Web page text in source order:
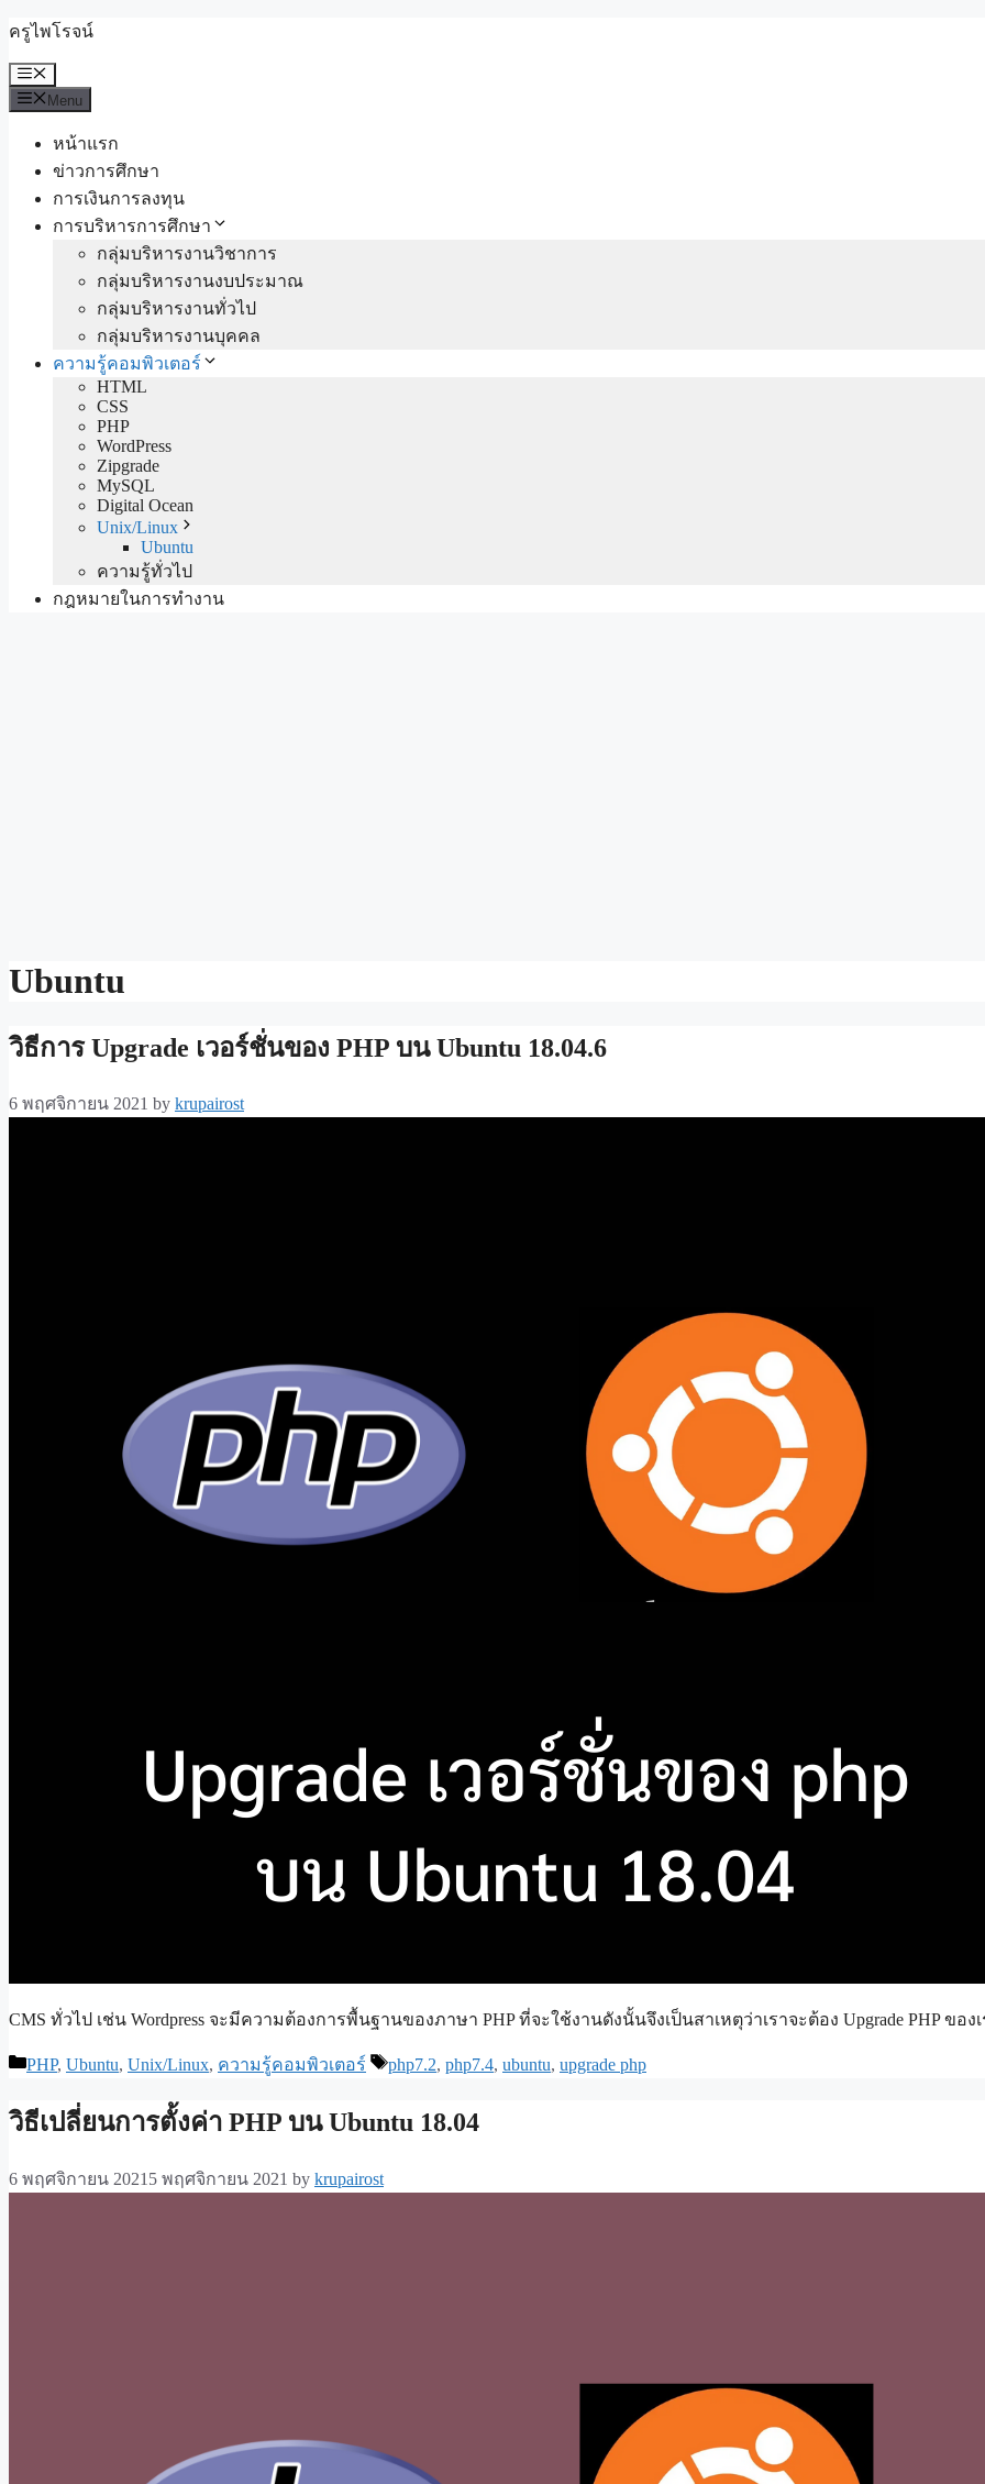
Skip
content
ครูไพโรจน์
Menu
Menu
หน้าแรก
ข่าวการศึกษา
การเงินการลงทุน
การบริหารการศึกษา
กลุ่มบริหารงานวิชาการ
กลุ่มบริหารงานงบประมาณ
กลุ่มบริหารงานทั่วไป
กลุ่มบริหารงานบุคคล
ความรู้คอมพิวเตอร์
HTML
CSS
PHP
WordPress
Zipgrade
MySQL
Digital Ocean
Unix/Linux
Ubuntu
ความรู้ทั่วไป
กฎหมายในการทำงาน
Ubuntu
วิธีการ Upgrade เวอร์ชั่นของ PHP บน Ubuntu 18.04.6
6 พฤศจิกายน 2021 by krupairost
CMS ทั่วไป เช่น Wordpress จะมีความต้องการพื้นฐานของภาษา PHP ที่จะใช้งานดังนั้นจึงเป็นสาเหตุว่าเราจะต้อง Upgrade PHP ของ
Categories
PHP, Ubuntu, Unix/Linux, ความรู้คอมพิวเตอร์ Tags
php7.2, php7.4, ubuntu, upgrade php
วิธีเปลี่ยนการตั้งค่า PHP บน Ubuntu 18.04
6 พฤศจิกายน 2021 5 พฤศจิกายน 2021 by krupairost